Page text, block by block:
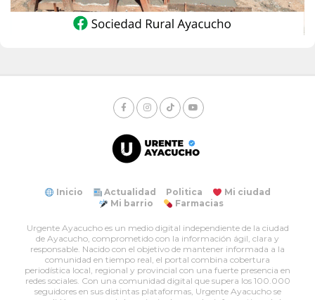
Inicio Actualidad Politica
Mi ciudad
Mi barrio
Farmacias
Urgente Ayacucho es un medio digital independiente de la ciudad
de Ayacucho, comprometido con la información ágil, clara y
responsable. Nacido con el objetivo de mantener informada a la
comunidad en tiempo real, el portal combina cobertura
periodística local, regional y provincial con una fuerte presencia en
redes sociales. Con una comunidad digital que supera los 100.000
seguidores en sus distintas plataformas, Urgente Ayacucho se